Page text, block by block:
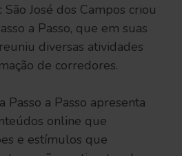
José dos Campos criou
a Passo, que em suas
diversas atividades
de corredores.
Passo a Passo apresenta
online que
e estímulos que